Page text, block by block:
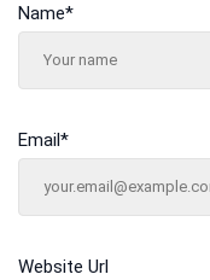
Name*
Email*
Website Url